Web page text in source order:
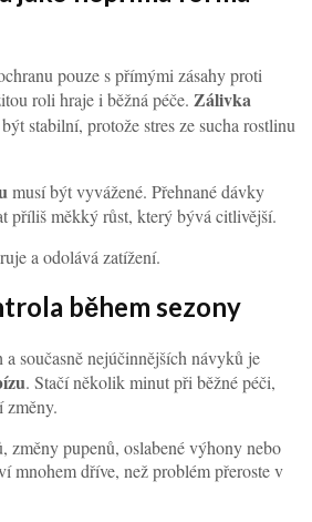
pouze s přímými zásahy proti
roli hraje i běžná péče. Zálivka
stabilní, protože stres ze sucha rostlinu
musí být vyvážené. Přehnané dávky
příliš měkký růst, který bývá citlivější.
a odolává zatížení.
během sezony
současně nejúčinnějších návyků je
. Stačí několik minut při běžné péči,
změny.
změny pupenů, oslabené výhony nebo
mnohem dříve, než problém přeroste v